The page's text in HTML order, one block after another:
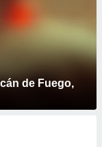
de Fuego,